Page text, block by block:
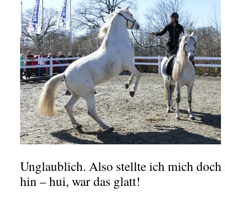
Unglaublich. Also stellte ich mich
hin – hui, war das glatt!